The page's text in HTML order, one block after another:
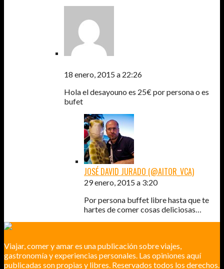
18 enero, 2015 a 22:26
Hola el desayouno es 25€ por persona o es
bufet
JOSÉ DAVID JURADO (@AITOR_VCA)
29 enero, 2015 a 3:20
Por persona buffet libre hasta que te
hartes de comer cosas deliciosas…
Viajar, comer y amar es una publicación sobre viajes,
gastronomía y experiencias personales. Las opiniones aquí
publicadas son propias y libres. Reservados todos los derechos.